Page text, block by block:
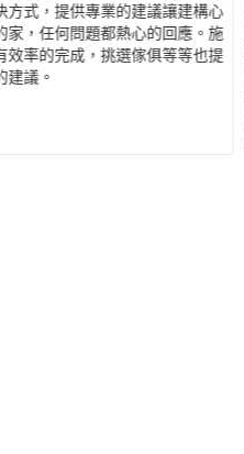
方式，提供專業的建議讓建構心
家，任何問題都熱心的回應。施
效率的完成，挑選傢俱等等也提
建議。